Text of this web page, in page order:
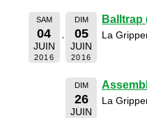
SAM
04
JUIN
2016
DIM
05
JUIN
2016
Balltrap
La
DIM
26
JUIN
La